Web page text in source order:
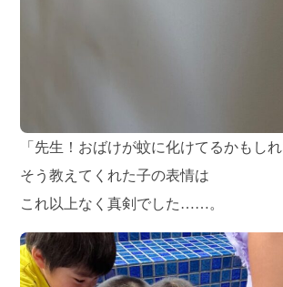
「先生！おばけが蚊に化けてるかもしれ
そう教えてくれた子の表情は
これ以上なく真剣でした……。